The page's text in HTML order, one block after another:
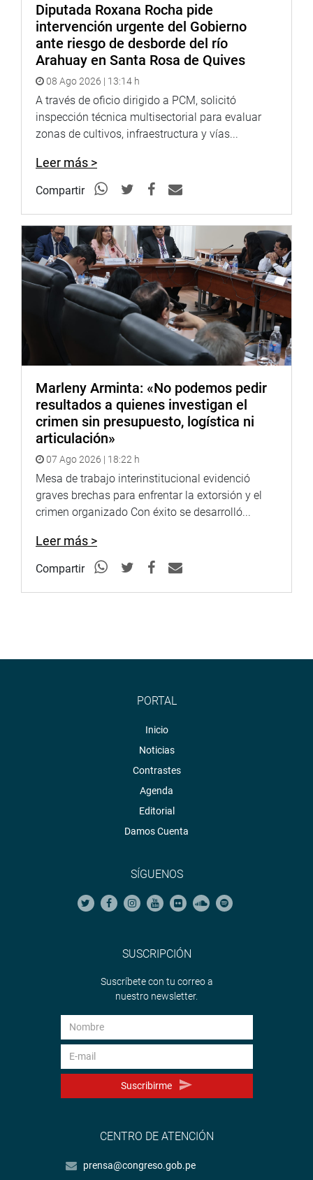
Diputada Roxana Rocha pide
intervención urgente del Gobierno
ante riesgo de desborde del río
Arahuay en Santa Rosa de Quives
08 Ago 2026 | 13:14 h
A través de oficio dirigido a PCM, solicitó
inspección técnica multisectorial para evaluar
zonas de cultivos, infraestructura y vías...
Leer más >
Compartir
Marleny Arminta: «No podemos pedir
resultados a quienes investigan el
crimen sin presupuesto, logística ni
articulación»
07 Ago 2026 | 18:22 h
Mesa de trabajo interinstitucional evidenció
graves brechas para enfrentar la extorsión y el
crimen organizado Con éxito se desarrolló...
Leer más >
Compartir
PORTAL
Inicio
Noticias
Contrastes
Agenda
Editorial
Damos Cuenta
SÍGUENOS
SUSCRIPCIÓN
Suscríbete con tu correo a
nuestro newsletter.
Suscribirme
CENTRO DE ATENCIÓN
prensa@congreso.gob.pe